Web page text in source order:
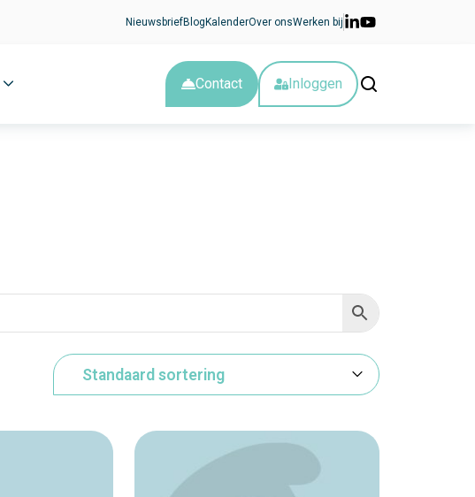
NieuwsbriefBlog KalenderOver onsWerken bij
Contact Inloggen